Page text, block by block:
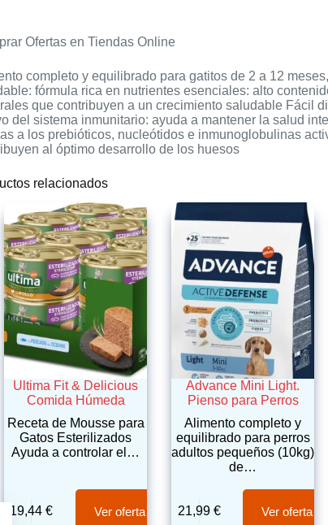
Ofertas en Tiendas Online
completo y equilibrado para gatitos de 2 a 12
fórmula rica en nutrientes esenciales: alto
que contribuyen a un crecimiento saludable Fácil
del sistema inmunitario: ayuda a mantener la salud
a los prebióticos, nucleótidos e inmunoglobulinas
al óptimo desarrollo de los huesos
relacionados
Ultima Fit & Delicious
Comida Húmeda
Receta de Mousse para
Gatos Esterilizados
Ayuda a controlar el…
19,44€ Ver oferta
Advance Mini Light.
Pienso para Perros
Alimento completo y
equilibrado para perros
adultos pequeños (10kg)
de…
21,99 € Ver oferta